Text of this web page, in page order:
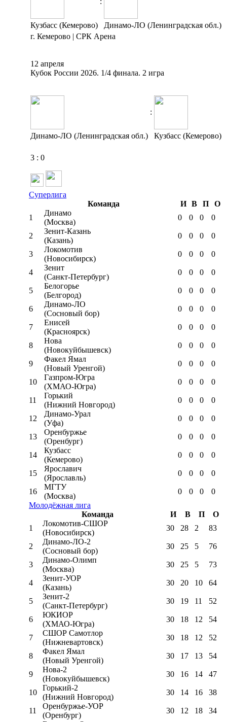
Кузбасс (Кемерово)
Динамо-ЛО (Ленинградская обл.)
г. Кемерово | СРК Арена
12 апреля
Кубок России 2026. 1/4 финала. 2 игра
:
Динамо-ЛО (Ленинградская обл.) Кузбасс (Кемерово)
3 : 0
Суперлига
Команда
И В П
О
1
Динамо
(Москва)
0 0 0 0
2
Зенит-Казань
(Казань)
0 0 0 0
3
Локомотив
(Новосибирск)
0 0 0 0
4
Зенит
(Санкт-Петербург)
0 0 0 0
5
Белогорье
(Белгород)
0 0 0 0
6
Динамо-ЛО
(Сосновый бор)
0 0 0 0
7
Енисей
(Красноярск)
0 0 0 0
8
Нова
(Новокуйбышевск)
0 0 0 0
9
Факел Ямал
(Новый Уренгой)
0 0 0 0
10
Газпром-Югра
(ХМАО-Югра)
0 0 0 0
11
Горький
(Нижний Новгород)
0 0 0 0
12
Динамо-Урал
(Уфа)
0 0 0 0
13
Оренбуржье
(Оренбург)
0 0 0 0
14
Кузбасс
(Кемерово)
0 0 0 0
15
Ярославич
(Ярославль)
0 0 0 0
16
МГТУ
(Москва)
0 0 0
0
Молодёжная лига
Команда
И В П
О
1
Локомотив-CШОР
(Новосибирск)
30 28 2 83
2
Динамо-ЛО-2
(Сосновый бор)
30 25 5 76
3
Динамо-Олимп
(Москва)
30 25 5 73
4
Зенит-УОР
(Казань)
30 20 10 64
5
Зенит-2
(Санкт-Петербург)
30 19 11 52
6
ЮКИОР
(ХМАО-Югра)
30 18 12 54
7
СШОР Самотлор
(Нижневартовск)
30 18 12 52
8
Факел Ямал
(Новый Уренгой)
30 17 13 54
9
Нова-2
(Новокуйбышевск)
30 16 14 47
10
Горький-2
(Нижний Новгород)
30 14 16 38
11
Оренбуржье-УОР
(Оренбург)
30 12 18 34